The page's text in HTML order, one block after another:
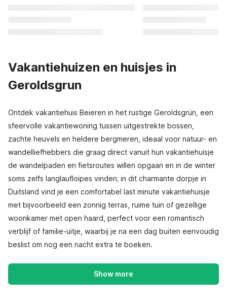
Vakantiehuizen en huisjes in
Geroldsgrun
Ontdek vakantiehuis Beieren in het rustige Geroldsgrün, een
sfeervolle vakantiewoning tussen uitgestrekte bossen,
zachte heuvels en heldere bergmeren, ideaal voor natuur- en
wandelliefhebbers die graag direct vanuit hun vakantiehuisje
de wandelpaden en fietsroutes willen opgaan en in de winter
soms zelfs langlaufloipes vinden; in dit charmante dorpje in
Duitsland vind je een comfortabel last minute vakantiehuisje
met bijvoorbeeld een zonnig terras, ruime tuin of gezellige
woonkamer met open haard, perfect voor een romantisch
verblijf of familie-uitje, waarbij je na een dag buiten eenvoudig
beslist om nog een nacht extra te boeken.
Show more